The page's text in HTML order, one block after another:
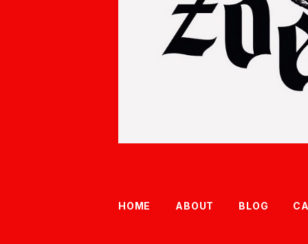
HOME ABOUT BLOG